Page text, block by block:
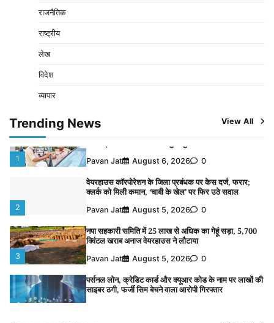
राजनैतिक
राष्ट्रीय
लेख
विदेश
व्यापार
Trending News View All
नपा सहकारी समिति में 25 लाख से अधिक का गेहूं सड़ा, 5,700
साइबर ठगी, फर्जी सिम बेचने वाला आरोपी गिरफ्तार
Pavan Jat August 5, 2026 0
5 Pavan Jat
1 Pavan Jat August 6, 2026 0
2
वेयरहाउस कॉरपोरेशन के जिला प्रबंधक पर केस दर्ज, फरार;
क्लर्क को मिली कमान, ‘चाबी के खेल’ पर फिर उठे सवाल
Pavan Jat August 5, 2026 0
3
नपा सहकारी समिति में 25 लाख से अधिक का गेहूं सड़ा, 5,700
क्विंटल खराब अनाज वेयरहाउस ने लौटाया
Pavan Jat August 5, 2026 0
4
पर्सनल लोन, क्रेडिट कार्ड और क्यूआर कोड के नाम पर लाखों की
साइबर ठगी, फर्जी सिम बेचने वाला आरोपी गिरफ्तार